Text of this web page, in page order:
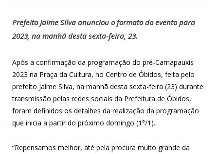
Prefeito Jaime Silva anunciou o formato do evento para
2023, na manhã desta sexta-feira, 23.
Após a confirmação da programação do pré-Carnapauxis
2023 na Praça da Cultura, no Centro de Óbidos, feita pelo
prefeito Jaime Silva, na manhã desta sexta-feira (23) durante
transmissão pelas redes sociais da Prefeitura de Óbidos,
foram definidos os detalhes da realização da programação
que inicia a partir do próximo domingo (1°/1).
“Repensamos melhor, até pela procura muito grande da